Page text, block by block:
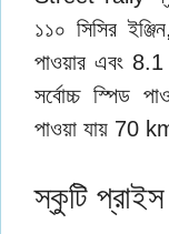
১১০ সিসির
পাওয়ার এবং
সর্বোচ্চ স্পিড
পাওয়া যায় 70
স্কুটি